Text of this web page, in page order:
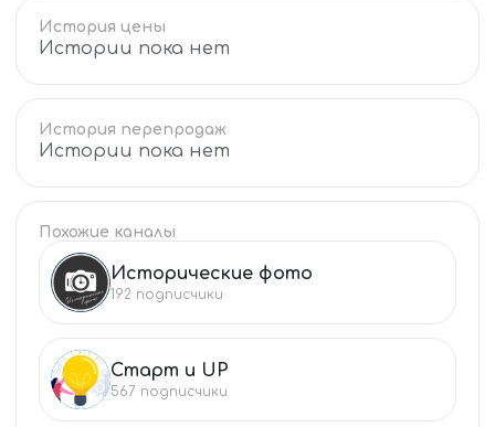
История цены
Истории пока нет
История перепродаж
Истории пока нет
Похожие каналы
ИС Исторические фото
192 подписчики
СТ Старт и UP
567 подписчики